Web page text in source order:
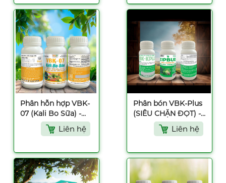
Phân hỗn hợp VBK-
07 (Kali Bo Sữa) -
500ml
Liên hệ
Phân bón VBK-Plus
(SIÊU CHẶN ĐỌT) -
500ml
Liên hệ